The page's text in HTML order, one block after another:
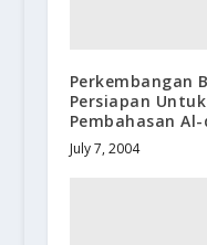
Perkembangan
Persiapan
Pembahasan Al-
July 7, 2004